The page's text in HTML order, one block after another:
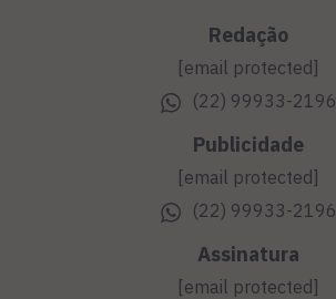
Redação
[email protected]
(22) 99933-2196
Publicidade
[email protected]
(22) 99933-2196
Assinatura
[email protected]